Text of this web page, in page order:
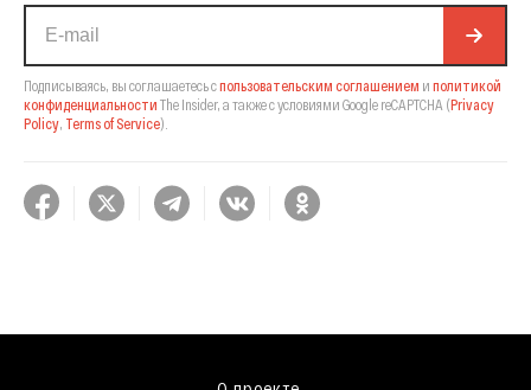
Подписываясь, вы соглашаетесь спользовательским соглашением и политикой
конфиденциальности The Insider, а также с условиями Google reCAPTCHA (Privacy
Policy Terms of Service).